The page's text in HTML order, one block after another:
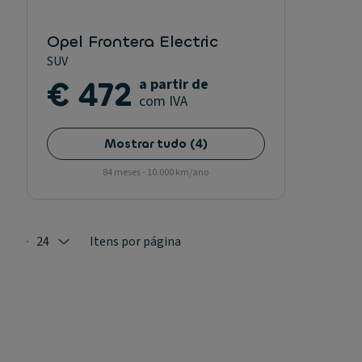
Opel Frontera Electric
SUV
€ 472 a partir de
com IVA
Mostrar tudo (4)
84 meses - 10.000 km/ano
Selected: 24
24 Itens por página